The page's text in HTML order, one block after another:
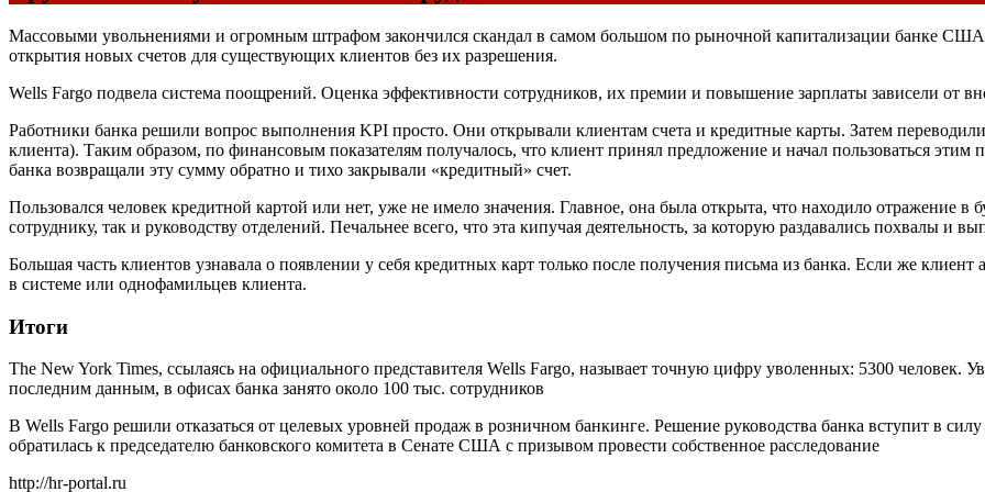
Массовыми увольнениями и огромным штрафом закончился скандал в самом большом по рыночной капитализации банке
открытия новых счетов для существующих клиентов без их разрешения.
Wells Fargo подвела система поощрений. Оценка эффективности сотрудников, их премии и повышение зарплаты зависели от
Работники банка решили вопрос выполнения KPI просто. Они открывали клиентам счета и кредитные карты. Затем
клиента). Таким образом, по финансовым показателям получалось, что клиент принял предложение и начал пользоваться этим
банка возвращали эту сумму обратно и тихо закрывали «кредитный» счет.
Пользовался человек кредитной картой или нет, уже не имело значения. Главное, она была открыта, что находило отражение в
сотруднику, так и руководству отделений. Печальнее всего, что эта кипучая деятельность, за которую раздавались похвалы и
Большая часть клиентов узнавала о появлении у себя кредитных карт только после получения письма из банка. Если же
в системе или однофамильцев клиента.
Итоги
The New York Times, ссылаясь на официального представителя Wells Fargo, называет точную цифру уволенных: 5300 человек.
последним данным, в офисах банка занято около 100 тыс. сотрудников
В Wells Fargo решили отказаться от целевых уровней продаж в розничном банкинге. Решение руководства банка вступит в
обратилась к председателю банковского комитета в Сенате США с призывом провести собственное расследование
http://hr-portal.ru